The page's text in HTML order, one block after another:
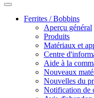
Ferrites / Bobbins
Aperçu général
Produits
Matériaux et
Centre
Aide à la
Nouveaux
Nouvelles du
Notification de